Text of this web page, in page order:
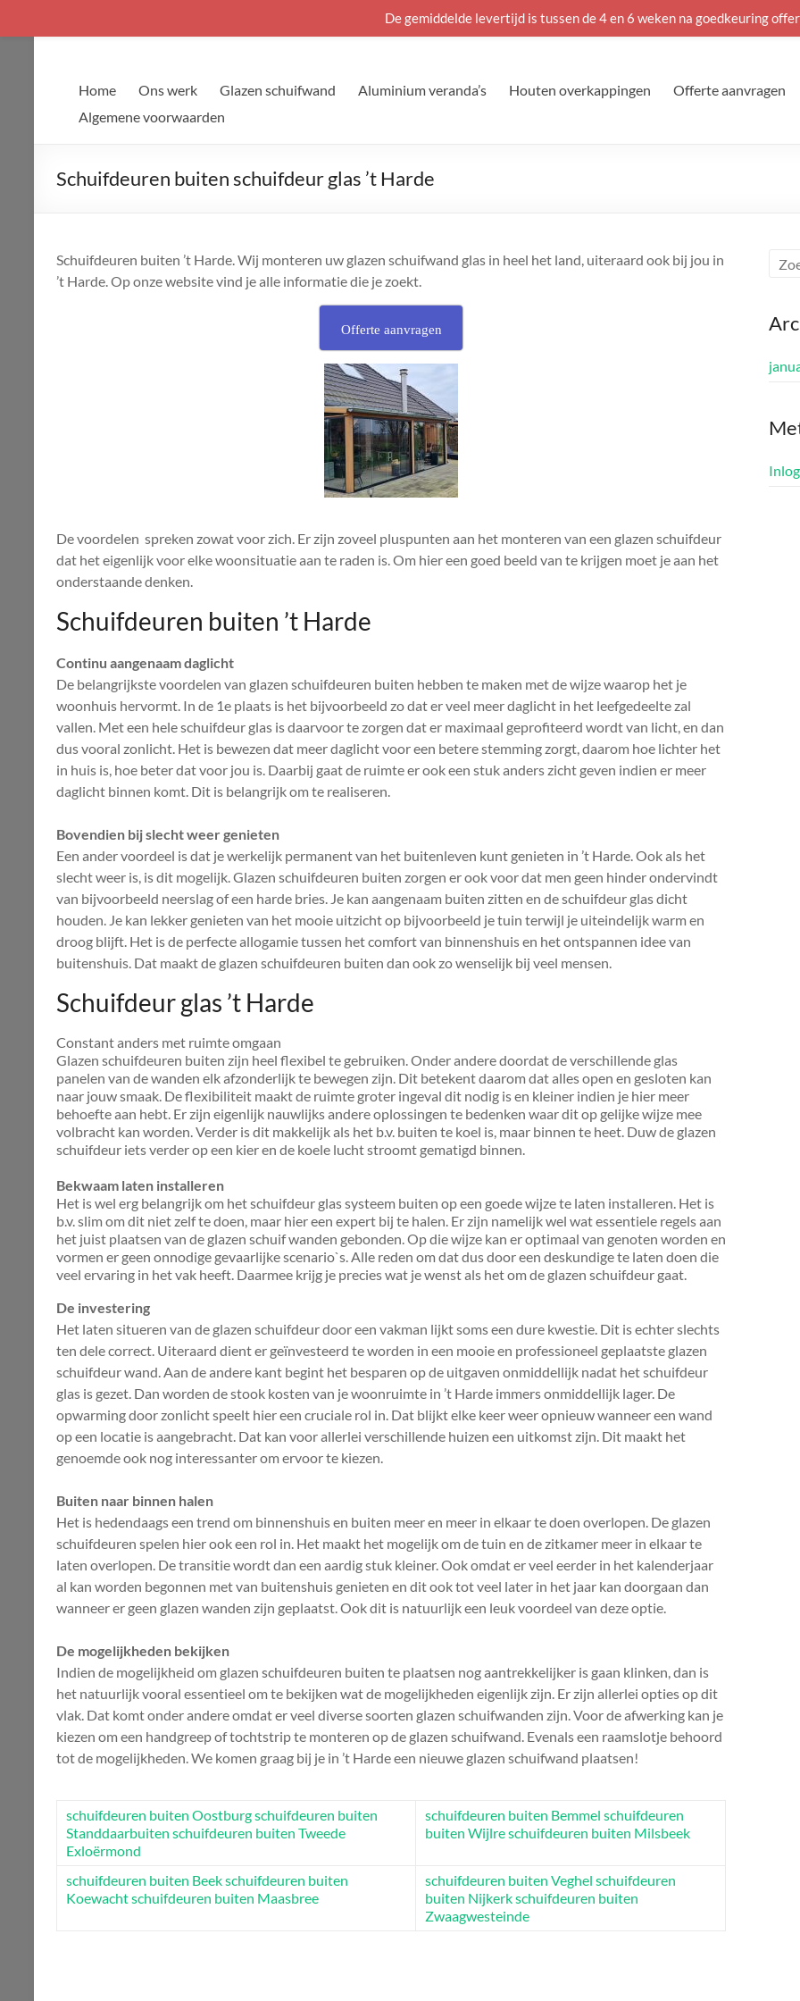
Home Ons werk Glazen schuifwand Aluminium veranda’s Houten overkappingen Offerte aanvragen
Algemene voorwaarden
Schuifdeuren buiten schuifdeur glas ’t Harde
Schuifdeuren buiten ’t Harde. Wij monteren uw glazen schuifwand glas in heel het land, uiteraard ook bij jou in
’t Harde. Op onze website vind je alle informatie die je zoekt.
Offerte aanvragen
De voordelen spreken zowat voor zich. Er zijn zoveel pluspunten aan het monteren van een glazen schuifdeur
dat het eigenlijk voor elke woonsituatie aan te raden is. Om hier een goed beeld van te krijgen moet je aan het
onderstaande denken.
Schuifdeuren buiten ’t Harde
Continu aangenaam daglicht
De belangrijkste voordelen van glazen schuifdeuren buiten hebben te maken met de wijze waarop het je
woonhuis hervormt. In de 1e plaats is het bijvoorbeeld zo dat er veel meer daglicht in het leefgedeelte zal
vallen. Met een hele schuifdeur glas is daarvoor te zorgen dat er maximaal geprofiteerd wordt van licht, en dan
dus vooral zonlicht. Het is bewezen dat meer daglicht voor een betere stemming zorgt, daarom hoe lichter het
in huis is, hoe beter dat voor jou is. Daarbij gaat de ruimte er ook een stuk anders zicht geven indien er meer
daglicht binnen komt. Dit is belangrijk om te realiseren.
Bovendien bij slecht weer genieten
Een ander voordeel is dat je werkelijk permanent van het buitenleven kunt genieten in ’t Harde. Ook als het
slecht weer is, is dit mogelijk. Glazen schuifdeuren buiten zorgen er ook voor dat men geen hinder ondervindt
van bijvoorbeeld neerslag of een harde bries. Je kan aangenaam buiten zitten en de schuifdeur glas dicht
houden. Je kan lekker genieten van het mooie uitzicht op bijvoorbeeld je tuin terwijl je uiteindelijk warm en
droog blijft. Het is de perfecte allogamie tussen het comfort van binnenshuis en het ontspannen idee van
buitenshuis. Dat maakt de glazen schuifdeuren buiten dan ook zo wenselijk bij veel mensen.
Schuifdeur glas ’t Harde
Constant anders met ruimte omgaan
Glazen schuifdeuren buiten zijn heel flexibel te gebruiken. Onder andere doordat de verschillende glas
panelen van de wanden elk afzonderlijk te bewegen zijn. Dit betekent daarom dat alles open en gesloten kan
naar jouw smaak. De flexibiliteit maakt de ruimte groter ingeval dit nodig is en kleiner indien je hier meer
behoefte aan hebt. Er zijn eigenlijk nauwlijks andere oplossingen te bedenken waar dit op gelijke wijze mee
volbracht kan worden. Verder is dit makkelijk als het b.v. buiten te koel is, maar binnen te heet. Duw de glazen
schuifdeur iets verder op een kier en de koele lucht stroomt gematigd binnen.
Bekwaam laten installeren
Het is wel erg belangrijk om het schuifdeur glas systeem buiten op een goede wijze te laten installeren. Het is
b.v. slim om dit niet zelf te doen, maar hier een expert bij te halen. Er zijn namelijk wel wat essentiele regels aan
het juist plaatsen van de glazen schuif wanden gebonden. Op die wijze kan er optimaal van genoten worden en
vormen er geen onnodige gevaarlijke scenario`s. Alle reden om dat dus door een deskundige te laten doen die
veel ervaring in het vak heeft. Daarmee krijg je precies wat je wenst als het om de glazen schuifdeur gaat.
De investering
Het laten situeren van de glazen schuifdeur door een vakman lijkt soms een dure kwestie. Dit is echter slechts
ten dele correct. Uiteraard dient er geïnvesteerd te worden in een mooie en professioneel geplaatste glazen
schuifdeur wand. Aan de andere kant begint het besparen op de uitgaven onmiddellijk nadat het schuifdeur
glas is gezet. Dan worden de stook kosten van je woonruimte in ’t Harde immers onmiddellijk lager. De
opwarming door zonlicht speelt hier een cruciale rol in. Dat blijkt elke keer weer opnieuw wanneer een wand
op een locatie is aangebracht. Dat kan voor allerlei verschillende huizen een uitkomst zijn. Dit maakt het
genoemde ook nog interessanter om ervoor te kiezen.
Buiten naar binnen halen
Het is hedendaags een trend om binnenshuis en buiten meer en meer in elkaar te doen overlopen. De glazen
schuifdeuren spelen hier ook een rol in. Het maakt het mogelijk om de tuin en de zitkamer meer in elkaar te
laten overlopen. De transitie wordt dan een aardig stuk kleiner. Ook omdat er veel eerder in het kalenderjaar
al kan worden begonnen met van buitenshuis genieten en dit ook tot veel later in het jaar kan doorgaan dan
wanneer er geen glazen wanden zijn geplaatst. Ook dit is natuurlijk een leuk voordeel van deze optie.
De mogelijkheden bekijken
Indien de mogelijkheid om glazen schuifdeuren buiten te plaatsen nog aantrekkelijker is gaan klinken, dan is
het natuurlijk vooral essentieel om te bekijken wat de mogelijkheden eigenlijk zijn. Er zijn allerlei opties op dit
vlak. Dat komt onder andere omdat er veel diverse soorten glazen schuifwanden zijn. Voor de afwerking kan je
kiezen om een handgreep of tochtstrip te monteren op de glazen schuifwand. Evenals een raamslotje behoord
tot de mogelijkheden. We komen graag bij je in ’t Harde een nieuwe glazen schuifwand plaatsen!
schuifdeuren buiten Oostburgschuifdeuren buiten
Standdaarbuiten schuifdeuren buiten Tweede
Exloërmond
schuifdeuren buiten Bemmel schuifdeuren
buiten Wijlreschuifdeuren buiten Milsbeek
schuifdeuren buiten Beekschuifdeuren buiten
Koewachtschuifdeuren buiten Maasbree
schuifdeuren buiten Veghel schuifdeuren
buiten Nijkerkschuifdeuren buiten
Zwaagwesteinde
De gemiddelde levertijd is tussen de 4 en 6 weken na goedkeuring